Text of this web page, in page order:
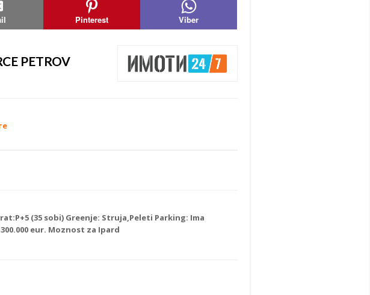
Pinterest Viber
PETROV
(35 sobi) Greenje: Struja,Peleti Parking: Ima
eur. Moznost za Ipard